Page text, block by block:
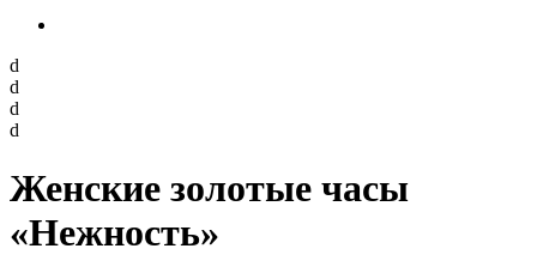
d
d
d
d
Женские золотые часы
«Нежность»